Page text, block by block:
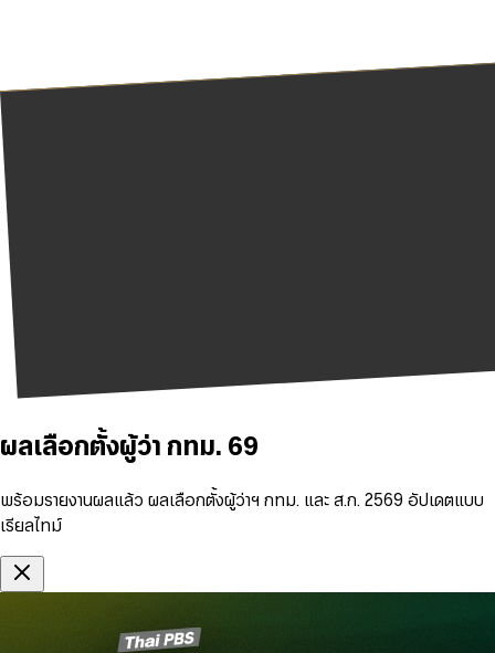
ผลเลือกตั้งผู้ว่า กทม. 69
พร้อมรายงานผลแล้ว ผลเลือกตั้งผู้ว่าฯ กทม. และ ส.ก. 2569 อัปเดตแบบ
เรียลไทม์